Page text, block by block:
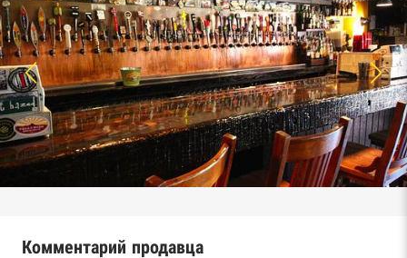
Комментарий продавца